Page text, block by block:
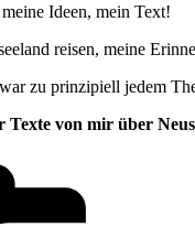
Ideen, mein Text!
reisen, meine
zu prinzipiell jedem
Texte von mir über